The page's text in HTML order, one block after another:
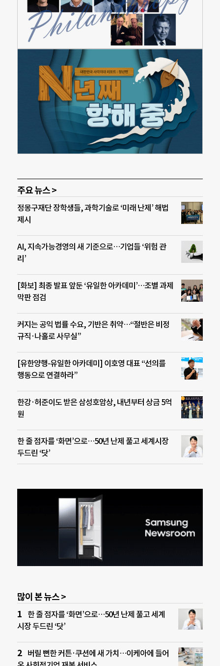
주요 뉴스 >
정몽구재단 장학생들, 과학기술로 ‘미래 난제’ 해법
제시
AI, 지속가능경영의 새 기준으로…기업들 ‘위험 관
리’
[화보] 최종 발표 앞둔 ‘유일한 아카데미’…조별 과제
막판 점검
커지는 공익 법률 수요, 기반은 취약…“절반은 비정
규직·나홀로 사무실”
[유한양행-유일한 아카데미] 이호영 대표 “선의를
행동으로 연결하라”
한강·허준이도 받은 삼성호암상, 내년부터 상금 5억
원
한 줄 점자를 ‘화면’으로…50년 난제 풀고 세계시장
두드린 ‘닷’
많이 본 뉴스 >
한 줄 점자를 ‘화면’으로…50년 난제 풀고 세계
시장 두드린 ‘닷’
버릴 뻔한 커튼·쿠션에 새 가치…이케아에 들어